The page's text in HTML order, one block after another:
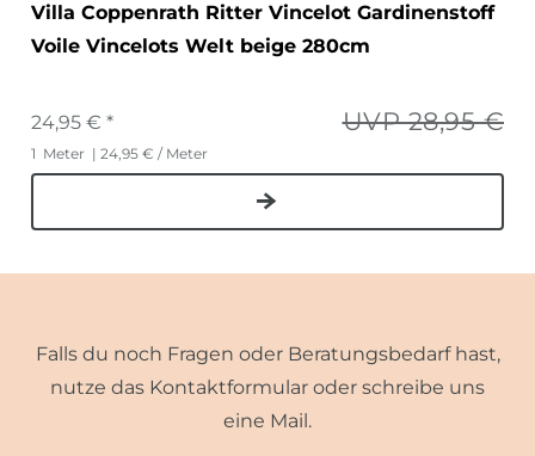
Villa Coppenrath Ritter Vincelot Gardinenstoff
Voile Vincelots Welt beige 280cm
UVP 28,95 €
24,95 € *
1 Meter | 24,95 € / Meter
Falls du noch Fragen oder Beratungsbedarf hast,
nutze das Kontaktformular oder schreibe uns
eine Mail.